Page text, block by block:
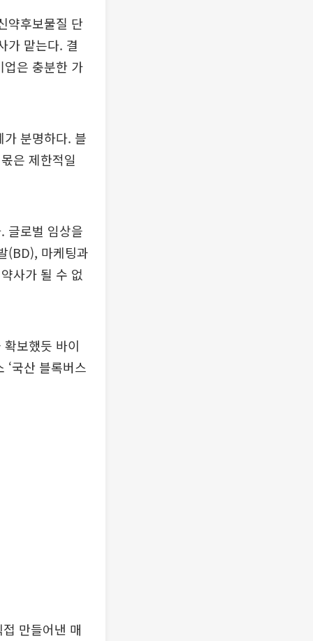
약후보물질 단
가 맡는다. 결
업은 충분한 가
분명하다. 블
은 제한적일
글로벌 임상을
(BD), 마케팅과
사가 될 수 없
보했듯 바이
‘국산 블록버스
만들어낸 매